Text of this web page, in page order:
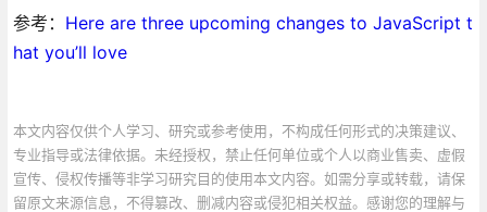
参考： Here are three upcoming changes to JavaScript t
hat you’ll love
本文内容仅供个人学习、研究或参考使用，不构成任何形式的决策建议、
专业指导或法律依据。未经授权，禁止任何单位或个人以商业售卖、虚假
宣传、侵权传播等非学习研究目的使用本文内容。如需分享或转载，请保
留原文来源信息，不得篡改、删减内容或侵犯相关权益。感谢您的理解与